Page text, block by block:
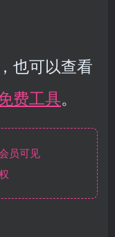
也可以查看
费工具。
员可见